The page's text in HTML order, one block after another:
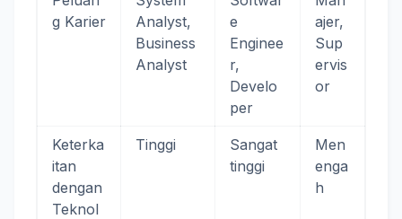
g Karier
Analyst,
Business
Analyst
e
Enginee
r,
Develo
per
ajer,
Sup
ervis
or
Keterka
itan
dengan
Teknol
Tinggi
Sangat
tinggi
Men
enga
h